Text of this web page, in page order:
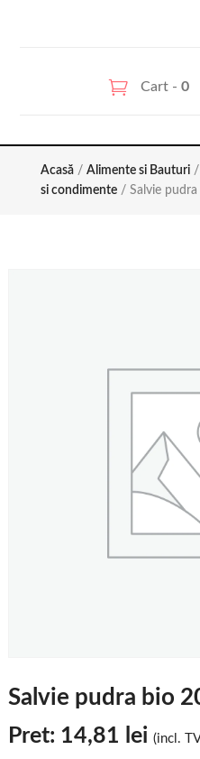
Cart - 0
Acasă/ Alimente si Bauturi/
si condimente/ Salvie pudra
Salvie pudra bio
Pret: 14,81 lei (incl.